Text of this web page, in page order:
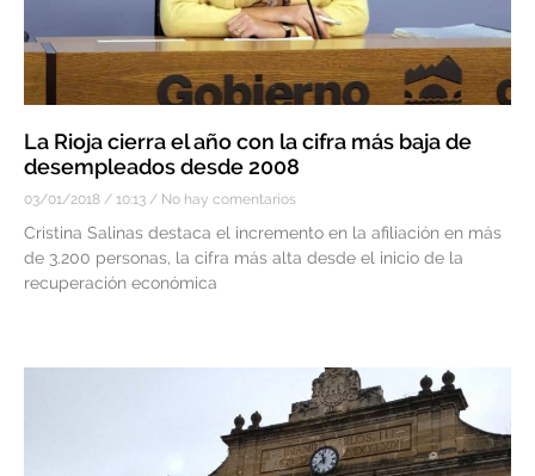
La Rioja cierra el año con la cifra más baja de
desempleados desde 2008
03/01/2018 10:13 No hay comentarios
Cristina Salinas destaca el incremento en la afiliación en más
de 3.200 personas, la cifra más alta desde el inicio de la
recuperación económica